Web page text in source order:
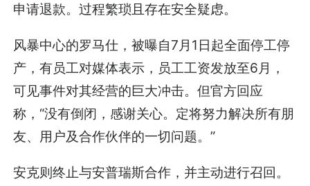
申请退款。过程繁琐且存在安全疑虑。
风暴中心的罗马仕，被曝自7月1日起全面停工停
产，有员工对媒体表示，员工工资发放至6月，
可见事件对其经营的巨大冲击。但官方回应
称，“没有倒闭，感谢关心。定将努力解决所有朋
友、用户及合作伙伴的一切问题。”
安克则终止与安普瑞斯合作，并主动进行召回。